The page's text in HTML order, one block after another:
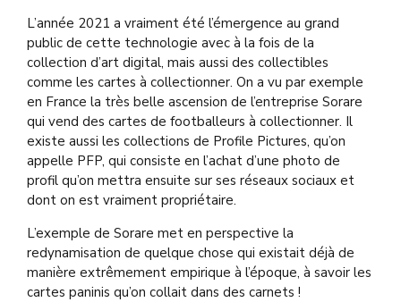
L’année 2021 a vraiment été l’émergence au grand
public de cette technologie avec à la fois de la
collection d’art digital, mais aussi des collectibles
comme les cartes à collectionner. On a vu par exemple
en France la très belle ascension de l’entreprise Sorare
qui vend des cartes de footballeurs à collectionner. Il
existe aussi les collections de Profile Pictures, qu’on
appelle PFP, qui consiste en l’achat d’une photo de
profil qu’on mettra ensuite sur ses réseaux sociaux et
dont on est vraiment propriétaire.
L’exemple de Sorare met en perspective la
redynamisation de quelque chose qui existait déjà de
manière extrêmement empirique à l’époque, à savoir les
cartes paninis qu’on collait dans des carnets !